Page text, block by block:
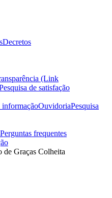
Decretos
(Link
de satisfação
informaçãoOuvidoriaPesquisa
Perguntas frequentes
Graças Colheita